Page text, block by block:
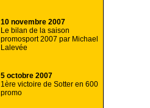
10 novembre 2007
Le bilan de la saison
promosport 2007 par Michael
Lalevée
5 octobre 2007
1ère victoire de Sotter en 600
promo